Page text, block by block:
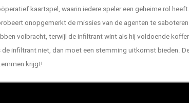
kaartspel, waarin iedere speler een geheime rol
onopgemerkt de missies van de agenten te
volbracht, terwijl de infiltrant wint als hij voldoende
infiltrant niet, dan moet een stemming uitkomst bieden.
krijgt!